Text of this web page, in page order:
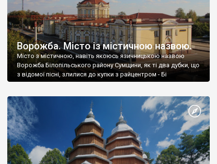
Ворожба. Місто із містичною назвою.
Місто з містичною, навіть якоюсь язичницькою назвою
Ворожба Білопільського району Сумщини, як ті два дубки, що
з відомої пісні, злилися до купки з райцентром - Бі